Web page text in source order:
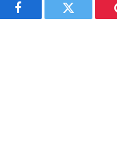
Facebook Twitter